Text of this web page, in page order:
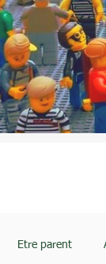
Etre parent